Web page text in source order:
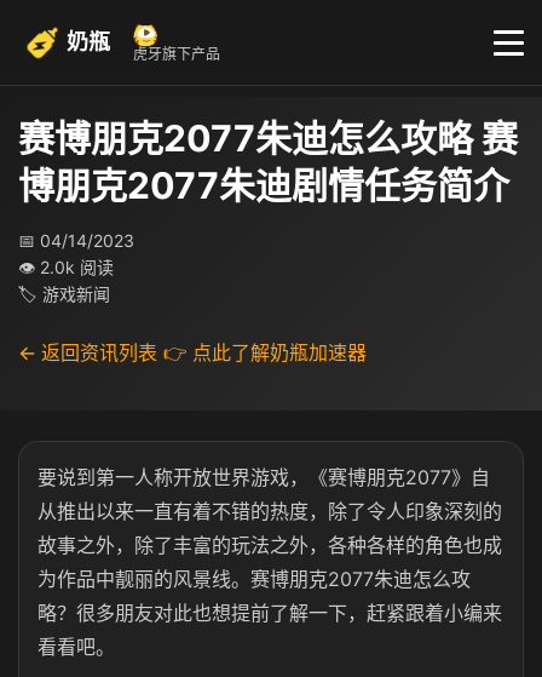
奶瓶 虎牙旗下产品
赛博朋克2077朱迪怎么攻略 赛
博朋克2077朱迪剧情任务简介
📅 04/14/2023
👁 2.0k 阅读
🏷 游戏新闻
← 返回资讯列表 👉 点此了解奶瓶加速器
要说到第一人称开放世界游戏，《赛博朋克2077》自
从推出以来一直有着不错的热度，除了令人印象深刻的
故事之外，除了丰富的玩法之外，各种各样的角色也成
为作品中靓丽的风景线。赛博朋克2077朱迪怎么攻
略？很多朋友对此也想提前了解一下，赶紧跟着小编来
看看吧。